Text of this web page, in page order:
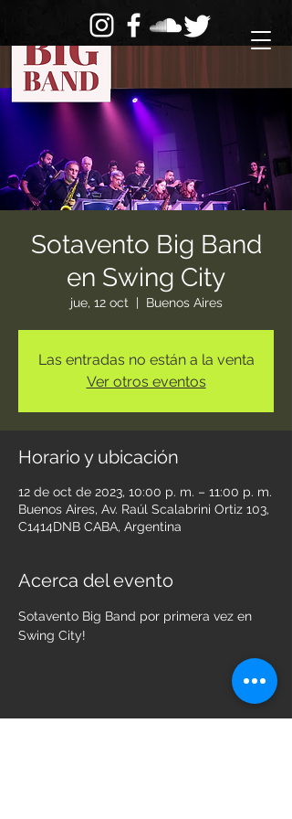
Sotavento Big Band
en Swing City
jue, 12 oct
  |
Buenos Aires
Las entradas no están a la venta
Ver otros eventos
Horario y ubicación
12 de oct de 2023, 10:00 p. m. – 11:00 p. m.
Buenos Aires, Av. Raúl Scalabrini Ortiz 103,
C1414DNB CABA, Argentina
Acerca del evento
Sotavento Big Band por primera vez en
Swing City!